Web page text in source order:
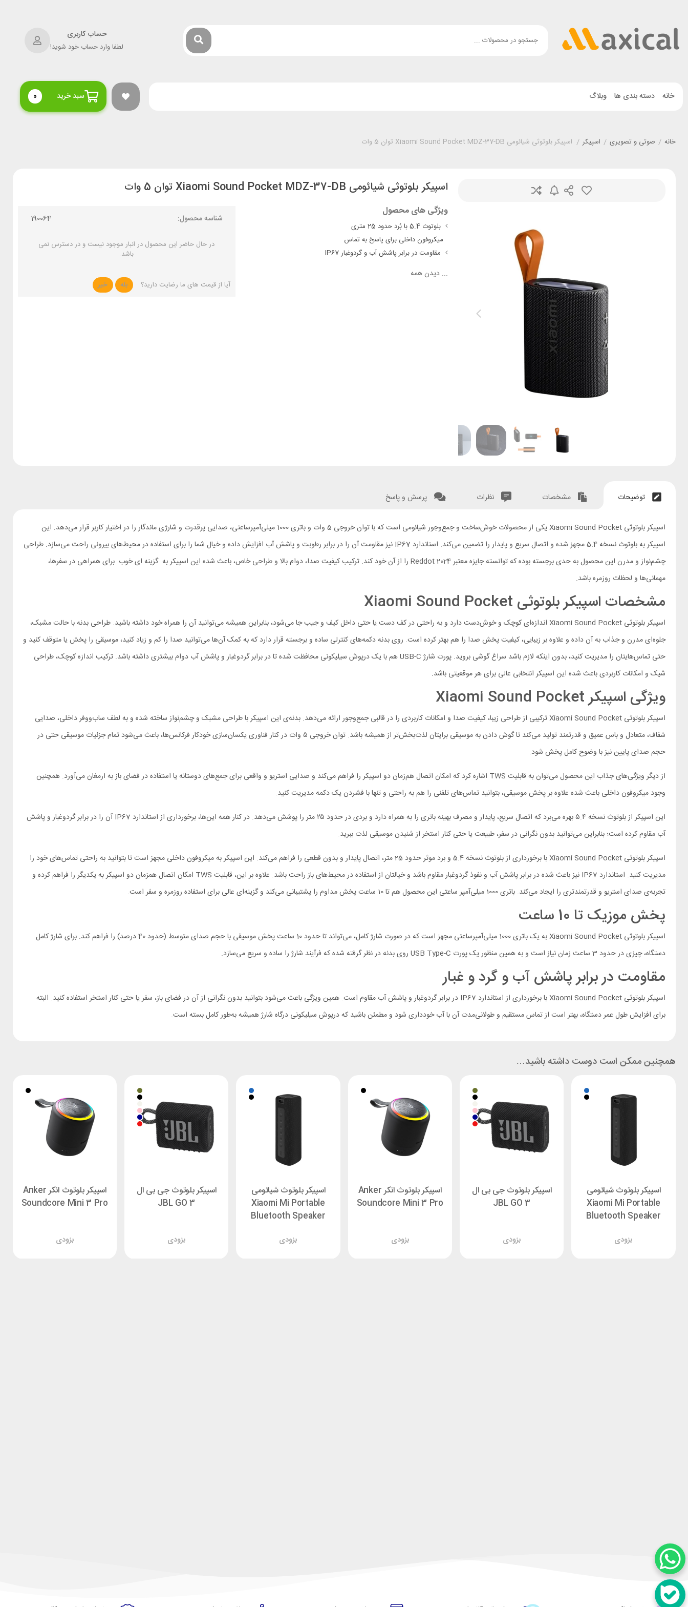
حساب کاربری
لطفا وارد حساب خود شوید!
خانه دسته بندی ها وبلاگ سبد خرید 0
خانه / صوتی و تصویری / اسپیکر / اسپیکر بلوتوثی شیائومی Xiaomi Sound Pocket MDZ-37-DB توان 5 وات
اسپیکر بلوتوثی شیائومی Xiaomi Sound Pocket MDZ-37-DB توان 5 وات
ویژگی های محصول
بلوتوث 5.4 با بُرد حدود 25 متری
میکروفون داخلی برای پاسخ به تماس
مقاومت در برابر پاشش آب و گردوغبار IP67
...دیدن همه
شناسه محصول: 190064
در حال حاضر این محصول در انبار موجود نیست و در دسترس نمی
باشد.
آیا از قیمت های ما رضایت دارید؟ بله خیر
توضیحات مشخصات نظرات پرسش و پاسخ
اسپیکر بلوتوثی Xiaomi Sound Pocket یکی از محصولات خوش‌ساخت و جمع‌وجور شیائومی است که با توان خروجی 5 وات و باتری 1000 میلی‌آمپرساعتی، صدایی پرقدرت و شارژی ماندگار را در اختیار کاربر قرار می‌دهد. این
اسپیکر به بلوتوث نسخه 5.4 مجهز شده و اتصال سریع و پایدار را تضمین می‌کند. استاندارد IP67 نیز مقاومت آن را در برابر رطوبت و پاشش آب افزایش داده و خیال شما را برای استفاده در محیط‌های بیرونی راحت می‌سازد. طراحی
چشم‌نواز و مدرن این محصول به حدی برجسته بوده که توانسته جایزه معتبر Reddot 2024 را از آن خود کند. ترکیب کیفیت صدا، دوام بالا و طراحی خاص، باعث شده این اسپیکر به گزینه ‌ای خوب برای همراهی در سفرها،
مهمانی‌ها و لحظات روزمره باشد.
مشخصات اسپیکر بلوتوثی Xiaomi Sound Pocket
اسپیکر بلوتوثی Xiaomi Sound Pocket اندازه‌ای کوچک و خوش‌دست دارد و به راحتی در کف دست یا حتی داخل کیف و جیب جا می‌شود، بنابراین همیشه می‌توانید آن را همراه خود داشته باشید. طراحی بدنه با حالت مشبک،
جلوه‌ای مدرن و جذاب به آن داده و علاوه بر زیبایی، کیفیت پخش صدا را هم بهتر کرده است. روی بدنه دکمه‌های کنترلی ساده و برجسته قرار دارد که به کمک آن‌ها می‌توانید صدا را کم و زیاد کنید، موسیقی را پخش یا متوقف کنید و
حتی تماس‌هایتان را مدیریت کنید، بدون اینکه لازم باشد سراغ گوشی بروید. پورت شارژ USB-C هم با یک درپوش سیلیکونی محافظت شده تا در برابر گردوغبار و پاشش آب دوام بیشتری داشته باشد. ترکیب اندازه کوچک، طراحی
شیک و امکانات کاربردی باعث شده این اسپیکر انتخابی عالی برای هر موقعیتی باشد.
ویژگی اسپیکر Xiaomi Sound Pocket
اسپیکر بلوتوثی Xiaomi Sound Pocket ترکیبی از طراحی زیبا، کیفیت صدا و امکانات کاربردی را در قالبی جمع‌وجور ارائه می‌دهد. بدنه‌ی این اسپیکر با طراحی مشبک و چشم‌نواز ساخته شده و به لطف ساب‌ووفر داخلی، صدایی
شفاف، متعادل و باس عمیق و قدرتمند تولید می‌کند تا گوش دادن به موسیقی برایتان لذت‌بخش‌تر از همیشه باشد. توان خروجی ۵ وات در کنار فناوری یکسان‌سازی خودکار فرکانس‌ها، باعث می‌شود تمام جزئیات موسیقی حتی در
حجم صدای پایین نیز با وضوح کامل پخش شود.
از دیگر ویژگی‌های جذاب این محصول می‌توان به قابلیت TWS اشاره کرد که امکان اتصال هم‌زمان دو اسپیکر را فراهم می‌کند و صدایی استریو و واقعی برای جمع‌های دوستانه یا استفاده در فضای باز به ارمغان می‌آورد. همچنین
وجود میکروفون داخلی باعث شده علاوه بر پخش موسیقی، بتوانید تماس‌های تلفنی را هم به راحتی و تنها با فشردن یک دکمه مدیریت کنید.
این اسپیکر از بلوتوث نسخه ۵.۴ بهره می‌برد که اتصال سریع، پایدار و مصرف بهینه باتری را به همراه دارد و بردی در حدود ۲۵ متر را پوشش می‌دهد. در کنار همه این‌ها، برخورداری از استاندارد IP67 آن را در برابر گردوغبار و پاشش
آب مقاوم کرده است؛ بنابراین می‌توانید بدون نگرانی در سفر، طبیعت یا حتی کنار استخر از شنیدن موسیقی لذت ببرید.
اسپیکر بلوتوثی Xiaomi Sound Pocket با برخورداری از بلوتوث نسخه 5.4 و برد موثر حدود 25 متر، اتصال پایدار و بدون قطعی را فراهم می‌کند. این اسپیکر به میکروفون داخلی مجهز است تا بتوانید به راحتی تماس‌های خود را
مدیریت کنید. استاندارد IP67 نیز باعث شده در برابر پاشش آب و نفوذ گردوغبار مقاوم باشد و خیالتان از استفاده در محیط‌های باز راحت باشد. علاوه بر این، قابلیت TWS امکان اتصال همزمان دو اسپیکر به یکدیگر را فراهم کرده و
تجربه‌ی صدای استریو و قدرتمندتری را ایجاد می‌کند. باتری 1000 میلی‌آمپر ساعتی این محصول هم تا 10 ساعت پخش مداوم را پشتیبانی می‌کند و گزینه‌ای عالی برای استفاده روزمره و سفر است.
پخش موزیک تا 10 ساعت
اسپیکر بلوتوثی Xiaomi Sound Pocket به یک باتری 1000 میلی‌آمپرساعتی مجهز است که در صورت شارژ کامل، می‌تواند تا حدود 10 ساعت پخش موسیقی با حجم صدای متوسط (حدود 40 درصد) را فراهم کند. برای شارژ کامل
دستگاه، چیزی در حدود 3 ساعت زمان نیاز است و به همین منظور یک پورت USB Type-C روی بدنه در نظر گرفته شده که فرآیند شارژ را ساده و سریع می‌سازد.
مقاومت در برابر پاشش آب و گرد و غبار
اسپیکر بلوتوثی Xiaomi Sound Pocket با برخورداری از استاندارد IP67 در برابر گردوغبار و پاشش آب مقاوم است. همین ویژگی باعث می‌شود بتوانید بدون نگرانی از آن در فضای باز، سفر یا حتی کنار استخر استفاده کنید. البته
برای افزایش طول عمر دستگاه، بهتر است از تماس مستقیم و طولانی‌مدت آن با آب خودداری شود و مطمئن باشید که درپوش سیلیکونی درگاه شارژ همیشه به‌طور کامل بسته است.
همچنین ممکن است دوست داشته باشید…
اسپیکر بلوتوث شیائومی
Xiaomi Mi Portable
Bluetooth Speaker
بزودی
اسپیکر بلوتوث جی بی ال
JBL GO 3
بزودی
اسپیکر بلوتوث انکر Anker
Soundcore Mini 3 Pro
بزودی
اسپیکر بلوتوث شیائومی
Xiaomi Mi Portable
Bluetooth Speaker
بزودی
اسپیکر بلوتوث جی بی ال
JBL GO 3
بزودی
اسپیکر بلوتوث انکر Anker
Soundcore Mini 3 Pro
بزودی